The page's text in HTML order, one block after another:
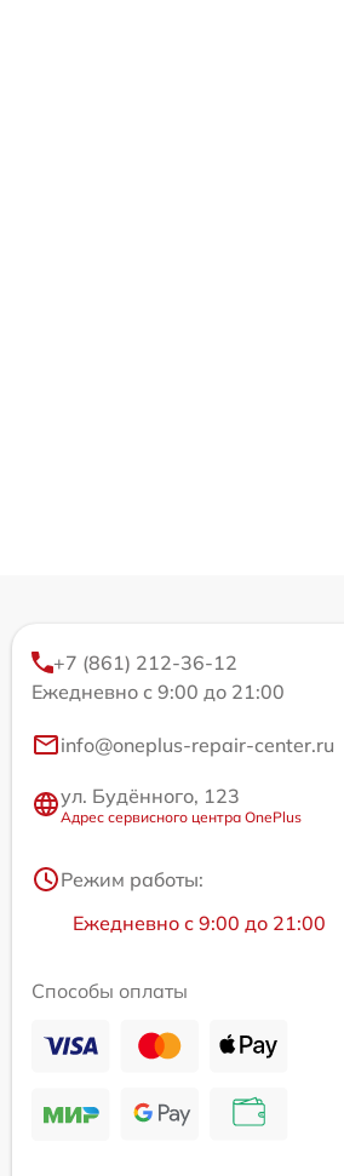
+7 (861) 212-36-12
Ежедневно с 9:00 до 21:00
info@oneplus-repair-center.ru
ул. Будённого, 123
Адрес сервисного центра OnePlus
Режим работы:
Ежедневно с 9:00 до 21:00
Способы оплаты